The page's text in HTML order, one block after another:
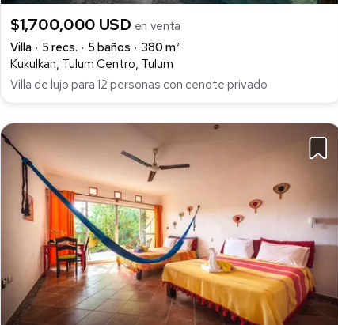
$1,700,000 USD en venta
Villa
5 recs. 5 baños
380 m²
Kukulkan, Tulum Centro, Tulum
Villa de lujo para 12 personas con cenote privado